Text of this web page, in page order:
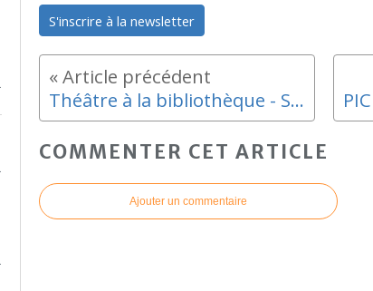
S'inscrire à la newsletter
Théâtre à la bibliothèque - Saint André
COMMENTER CET ARTICLE
Ajouter un commentaire